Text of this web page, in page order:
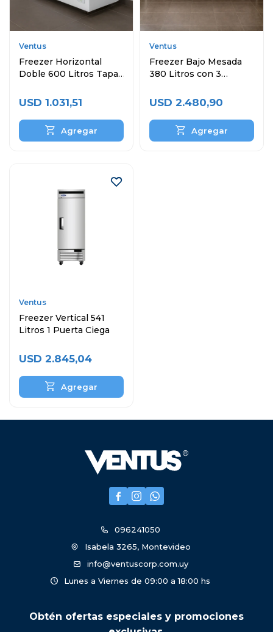
Ventus
Freezer Horizontal
Doble 600 Litros Tapa
USD 1.031,51
Ventus
Freezer Bajo Mesada
380 Litros con 3
USD 2.480,90
Ventus
Freezer Vertical 541
Litros 1 Puerta Ciega
USD 2.845,04
  
096241050
Isabela 3265, Montevideo
info@ventuscorp.com.uy
Lunes a Viernes de 09:00 a 18:00 hs
Obtén ofertas especiales y promociones